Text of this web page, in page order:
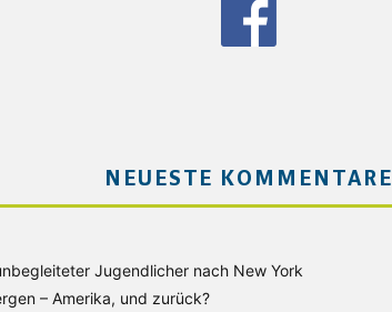
NEUESTE KOMMENTARE
Jugendlicher nach New York
– Amerika, und zurück?